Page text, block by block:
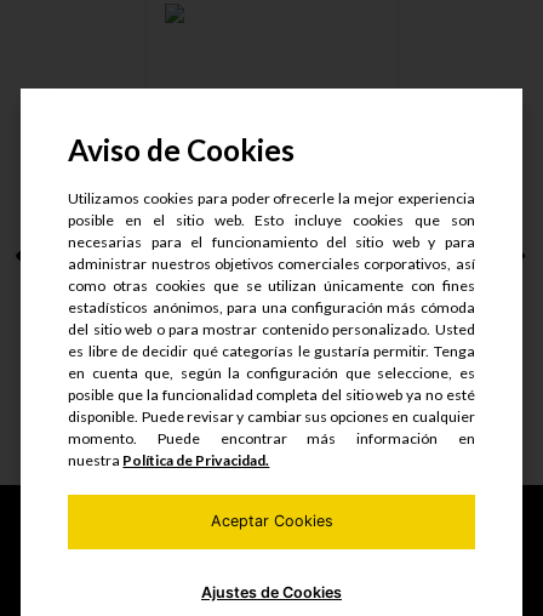
ROSCA IZQUI....
S/.86.65
S/.64.99
Ver detalle
Fabricamos y comercializamos productos seriados,
Aviso de Cookies
Utilizamos cookies para poder ofrecerle la mejor experiencia
posible en el sitio web. Esto incluye cookies que son
necesarias para el funcionamiento del sitio web y para
administrar nuestros objetivos comerciales corporativos, así
como otras cookies que se utilizan únicamente con fines
estadísticos anónimos, para una configuración más cómoda
del sitio web o para mostrar contenido personalizado. Usted
es libre de decidir qué categorías le gustaría permitir. Tenga
en cuenta que, según la configuración que seleccione, es
posible que la funcionalidad completa del sitio web ya no esté
disponible. Puede revisar y cambiar sus opciones en cualquier
momento. Puede encontrar más información en
nuestra Política de Privacidad.
Aceptar Cookies
Ajustes de Cookies